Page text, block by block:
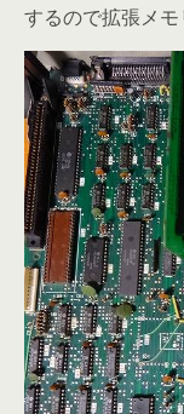
するので拡張メモ